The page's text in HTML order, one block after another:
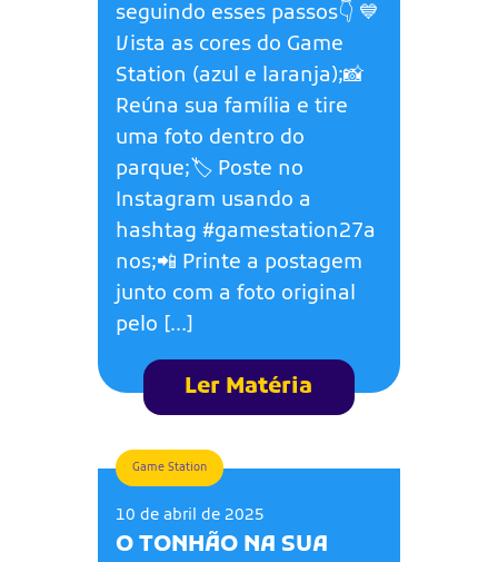
seguindo esses passos👇 💙
Vista as cores do Game
Station (azul e laranja);📸
Reúna sua família e tire
uma foto dentro do
parque;🏷️ Poste no
Instagram usando a
hashtag #gamestation27a
nos;📲 Printe a postagem
junto com a foto original
pelo […]
Ler Matéria
Game Station
10 de abril de 2025
O TONHÃO NA SUA